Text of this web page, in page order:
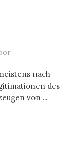
nach
des
von ...